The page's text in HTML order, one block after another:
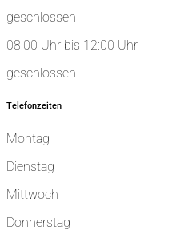
geschlossen
08:00 Uhr bis 12:00 Uhr
geschlossen
Telefonzeiten
Montag
Dienstag
Mittwoch
Donnerstag